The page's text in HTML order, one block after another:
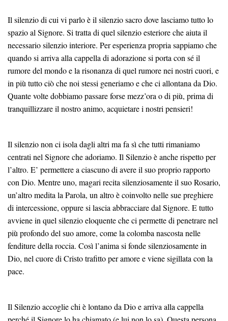
Il silenzio di cui vi parlo è il silenzio sacro dove lasciamo tutto lo
spazio al Signore. Si tratta di quel silenzio esteriore che aiuta il
necessario silenzio interiore. Per esperienza propria sappiamo che
quando si arriva alla cappella di adorazione si porta con sé il
rumore del mondo e la risonanza di quel rumore nei nostri cuori, e
in più tutto ciò che noi stessi generiamo e che ci allontana da Dio.
Quante volte dobbiamo passare forse mezz’ora o di più, prima di
tranquillizzare il nostro animo, acquietare i nostri pensieri!
Il silenzio non ci isola dagli altri ma fa sì che tutti rimaniamo
centrati nel Signore che adoriamo. Il Silenzio è anche rispetto per
l’altro. E’ permettere a ciascuno di avere il suo proprio rapporto
con Dio. Mentre uno, magari recita silenziosamente il suo Rosario,
un’altro medita la Parola, un altro è coinvolto nelle sue preghiere
di intercessione, oppure si lascia abbracciare dal Signore. E tutto
avviene in quel silenzio eloquente che ci permette di penetrare nel
più profondo del suo amore, come la colomba nascosta nelle
fenditure della roccia. Così l’anima si fonde silenziosamente in
Dio, nel cuore di Cristo trafitto per amore e viene sigillata con la
pace.
Il Silenzio accoglie chi è lontano da Dio e arriva alla cappella